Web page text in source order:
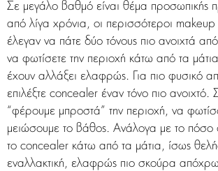
Σε μεγάλο βαθμό είναι θέμα προσωπικής
από λίγα χρόνια, οι περισσότεροι
έλεγαν να πάτε δύο τόνους πιο ανοιχτά
να φωτίσετε την περιοχή κάτω από τα
έχουν αλλάξει ελαφρώς. Για πιο φυσικό
επιλέξτε concealer έναν τόνο πιο ανοιχτό.
“φέρουμε μπροστά” την περιοχή, να
μειώσουμε το βάθος. Ανάλογα με το πόσο
το concealer κάτω από τα μάτια, ίσως
εναλλακτική, ελαφρώς πιο σκούρα